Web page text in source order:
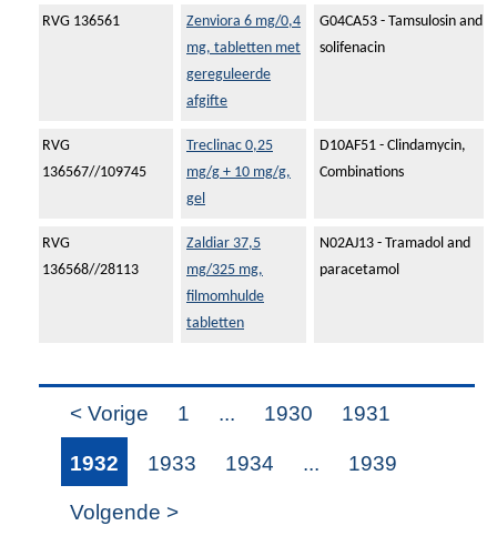
RVG 136561
Zenviora 6 mg/0,4
mg, tabletten met
gereguleerde
afgifte
G04CA53 - Tamsulosin and
solifenacin
RVG
136567//109745
Treclinac 0,25
mg/g + 10 mg/g,
gel
D10AF51 - Clindamycin,
Combinations
RVG
136568//28113
Zaldiar 37,5
mg/325 mg,
filmomhulde
tabletten
N02AJ13 - Tramadol and
paracetamol
< Vorige 1 ... 1930 1931
1932 1933 1934 ... 1939
Volgende >